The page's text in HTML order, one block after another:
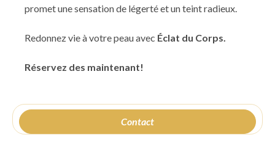
Contact
promet une sensation de légerté et un teint radieux.
Redonnez vie à votre peau avec Éclat du Corps.
Réservez des maintenant!